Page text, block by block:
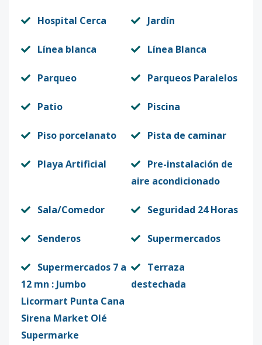
Hospital Cerca Jardín
Línea blanca Línea Blanca
Parqueo Parqueos Paralelos
Patio Piscina
Piso porcelanato Pista de caminar
Playa Artificial
Pre-instalación de
aire acondicionado
Sala/Comedor Seguridad 24 Horas
Senderos Supermercados
Supermercados 7 a
12 mn : Jumbo
Licormart Punta Cana
Sirena Market Olé
Supermarke
Terraza
destechada